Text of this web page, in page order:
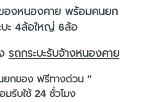
องหนองคาย พร้อมคนยก
บะ 4ล้อใหญ่ 6ล้อ
รถกระบะรับจ้างหนองคาย
กของ ฟรีทางด่วน "
มรับใช้ 24 ชั่วโมง